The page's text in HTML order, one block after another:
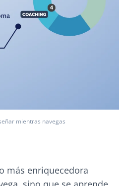
mientras navegas
más enriquecedora